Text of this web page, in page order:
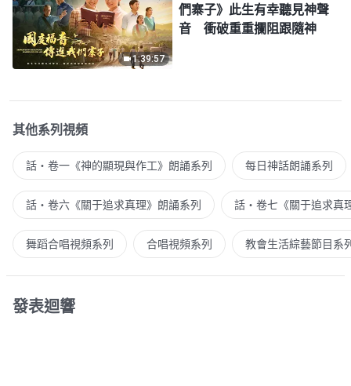
1:39:57
們寨子》此生有幸聽見神聲
音 衝破重重攔阻跟隨神
其他系列視頻
話・卷一《神的顯現與作工》朗誦系列 每日神話朗誦系列
話・卷六《關于追求真理》朗誦系列 話・卷七《關于追求真
舞蹈合唱視頻系列 合唱視頻系列 教會生活綜藝節目系
發表迴響